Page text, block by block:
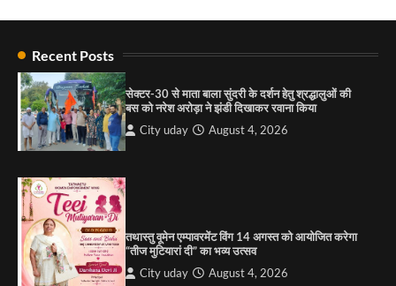
4
1
पारस हेल्थ पंचकूला ने ‘तिरंगा यात्रा 2025’ का हरियाणा से
कश्मीर तक किया आगाज़, राष्ट्रीय एकता को मिलेगा नया
आयाम
Recent Posts
सेक्टर-30 से माता बाला सुंदरी के दर्शन हेतु श्रद्धालुओं की
बस को नरेश अरोड़ा ने झंडी दिखाकर रवाना किया
City uday August 4, 2026
तथास्तु वूमेन एम्पावरमेंट विंग 14 अगस्त को आयोजित करेगा
“तीज मुटियारां दी” का भव्य उत्सव
City uday August 4, 2026